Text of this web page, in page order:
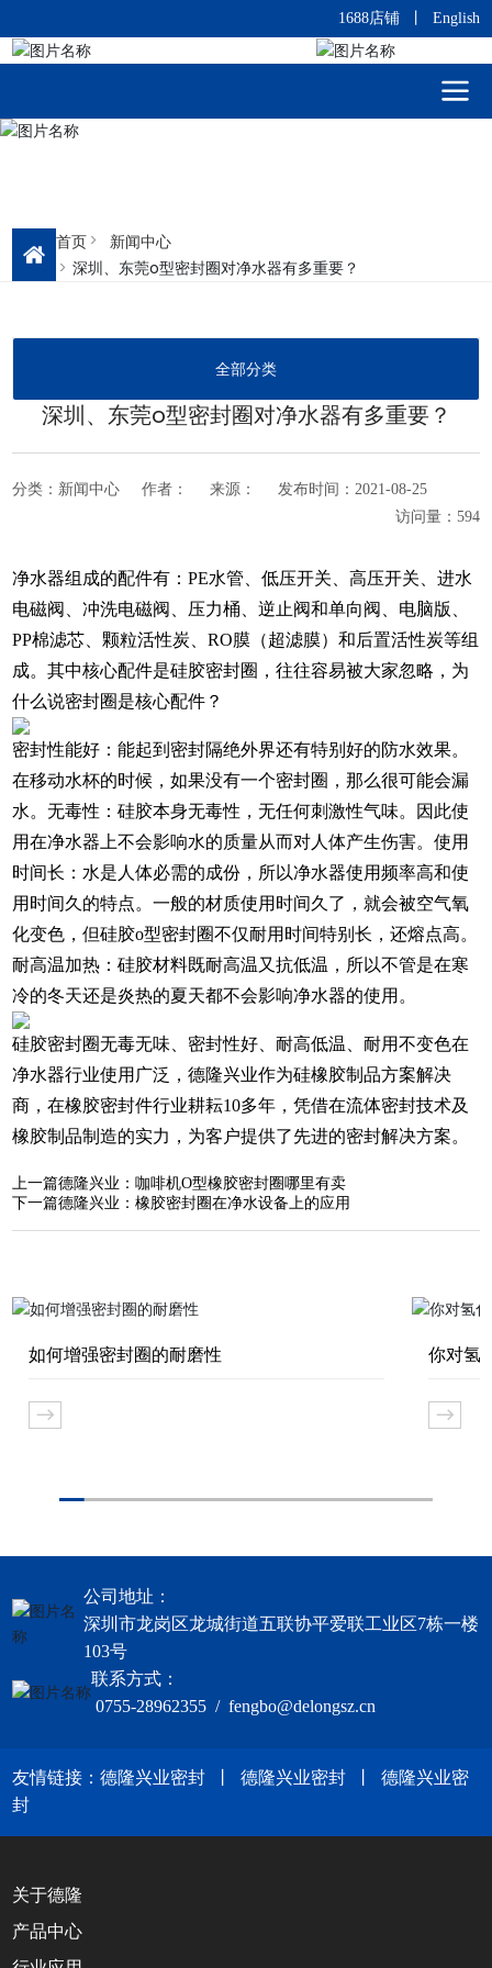
1688店铺丨 English
首页
新闻中心
深圳、东莞o型密封圈对净水器有多重要？
全部分类
深圳、东莞o型密封圈对净水器有多重要？
分类： 新闻中心 作者： 来源： 发布时间： 2021-08-25
访问量： 594
净水器组成的配件有：PE水管、低压开关、高压开关、进水
电磁阀、冲洗电磁阀、压力桶、逆止阀和单向阀、电脑版、
PP棉滤芯、颗粒活性炭、RO膜（超滤膜）和后置活性炭等组
成。其中核心配件是硅胶密封圈，往往容易被大家忽略，为
什么说密封圈是核心配件？
密封性能好：能起到密封隔绝外界还有特别好的防水效果。
在移动水杯的时候，如果没有一个密封圈，那么很可能会漏
水。无毒性：硅胶本身无毒性，无任何刺激性气味。因此使
用在净水器上不会影响水的质量从而对人体产生伤害。使用
时间长：水是人体必需的成份，所以净水器使用频率高和使
用时间久的特点。一般的材质使用时间久了，就会被空气氧
化变色，但硅胶o型密封圈不仅耐用时间特别长，还熔点高。
耐高温加热：硅胶材料既耐高温又抗低温，所以不管是在寒
冷的冬天还是炎热的夏天都不会影响净水器的使用。
硅胶密封圈无毒无味、密封性好、耐高低温、耐用不变色在
净水器行业使用广泛，德隆兴业作为硅橡胶制品方案解决
商，在橡胶密封件行业耕耘10多年，凭借在流体密封技术及
橡胶制品制造的实力，为客户提供了先进的密封解决方案。
上一篇德隆兴业：咖啡机O型橡胶密封圈哪里有卖
德隆兴业：橡胶密封圈在净水设备上的应用
下一篇
如何增强密封圈的耐磨性 你对氢
公司地址：
深圳市龙岗区龙城街道五联协平爱联工业区7栋一楼
103号
联系方式：
0755-28962355 / fengbo@delongsz.cn
友情链接：德隆兴业密封 丨德隆兴业密封 丨德隆兴业密
封
关于德隆
产品中心